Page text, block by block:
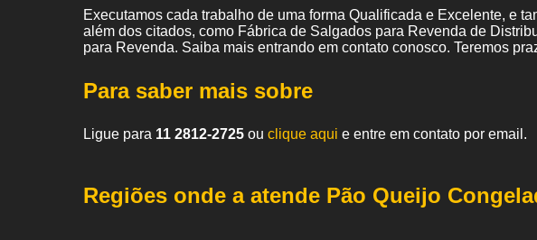
Executamos cada trabalho de uma forma Qualificada e Excelente, e
além dos citados, como Fábrica de Salgados para Revenda de
para Revenda. Saiba mais entrando em contato conosco. Teremos
Para saber mais sobre
Ligue para 11 2812-2725 ou clique aqui e entre em contato por email.
Regiões onde a atende Pão Queijo